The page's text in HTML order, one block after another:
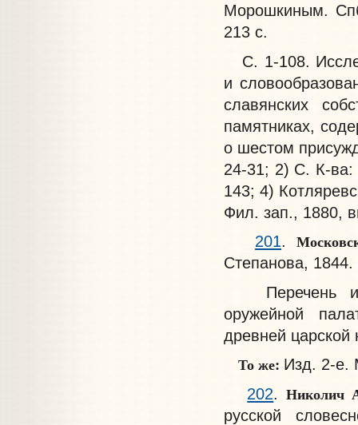
Морошкиным.
213 с.
С. 1-108.
и
славянских
памятниках,
о шестом
24-31; 2) С. К-ва:
143; 4)
Фил. зап., 1880,
201.
Степанова,
Перечень и
оружейной
древней
То же: Изд. 2-е.
202.Николич
русской